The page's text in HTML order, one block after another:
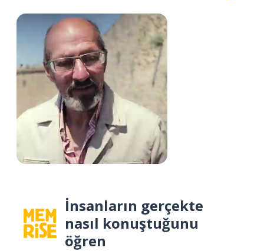
İnsanların gerçekte
nasıl konuştuğunu
öğren